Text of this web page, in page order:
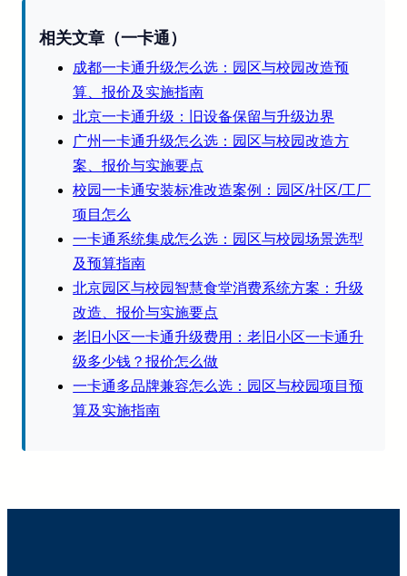
相关文章（一卡通）
成都一卡通升级怎么选：园区与校园改造预
算、报价及实施指南
北京一卡通升级：旧设备保留与升级边界
广州一卡通升级怎么选：园区与校园改造方
案、报价与实施要点
校园一卡通安装标准改造案例：园区/社区/工厂
项目怎么
一卡通系统集成怎么选：园区与校园场景选型
及预算指南
北京园区与校园智慧食堂消费系统方案：升级
改造、报价与实施要点
老旧小区一卡通升级费用：老旧小区一卡通升
级多少钱？报价怎么做
一卡通多品牌兼容怎么选：园区与校园项目预
算及实施指南